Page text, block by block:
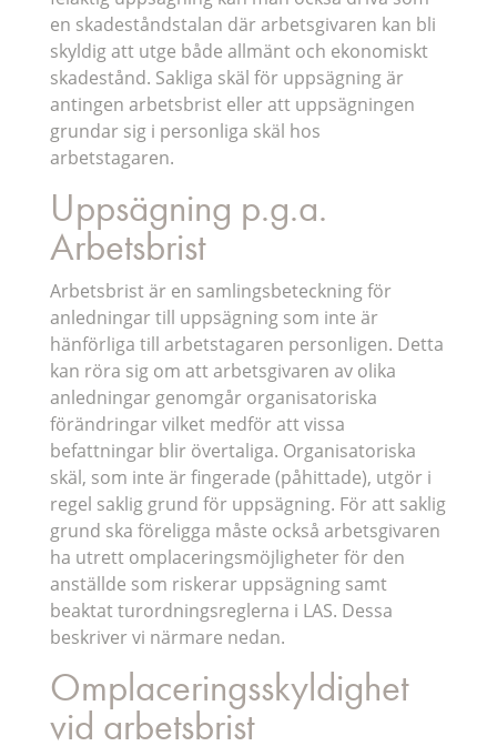
en skadeståndstalan där arbetsgivaren kan bli
skyldig att utge både allmänt och ekonomiskt
skadestånd. Sakliga skäl för uppsägning är
antingen arbetsbrist eller att uppsägningen
grundar sig i personliga skäl hos
arbetstagaren.
Uppsägning p.g.a.
Arbetsbrist
Arbetsbrist är en samlingsbeteckning för
anledningar till uppsägning som inte är
hänförliga till arbetstagaren personligen. Detta
kan röra sig om att arbetsgivaren av olika
anledningar genomgår organisatoriska
förändringar vilket medför att vissa
befattningar blir övertaliga. Organisatoriska
skäl, som inte är fingerade (påhittade), utgör i
regel saklig grund för uppsägning. För att saklig
grund ska föreligga måste också arbetsgivaren
ha utrett omplaceringsmöjligheter för den
anställde som riskerar uppsägning samt
beaktat turordningsreglerna i LAS. Dessa
beskriver vi närmare nedan.
Omplaceringsskyldighet
vid arbetsbrist